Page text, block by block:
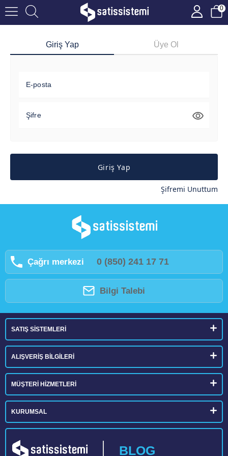
0
Giriş Yap Üye Ol
E-posta
Şifre
Giriş Yap
Şifremi Unuttum
Çağrı merkezi 0 (850) 241 17 71
Bilgi Talebi
SATIŞ SİSTEMLERİ
ALIŞVERİŞ BİLGİLERİ
MÜŞTERİ HİZMETLERİ
KURUMSAL
BLOG